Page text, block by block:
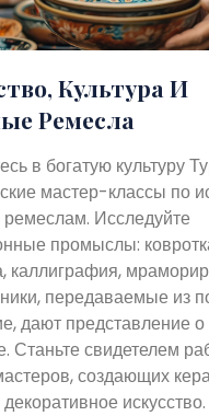
Культура И
Ремесла
в богатую культуру
мастер-классы по
Исследуйте
промыслы:
каллиграфия,
передаваемые из
дают представление о
Станьте свидетелем
создающих
декоративное